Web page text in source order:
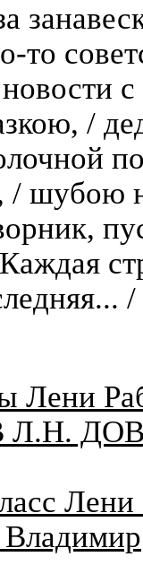
то
/
/ шубою
/
Лени
Л.Н.
Лени